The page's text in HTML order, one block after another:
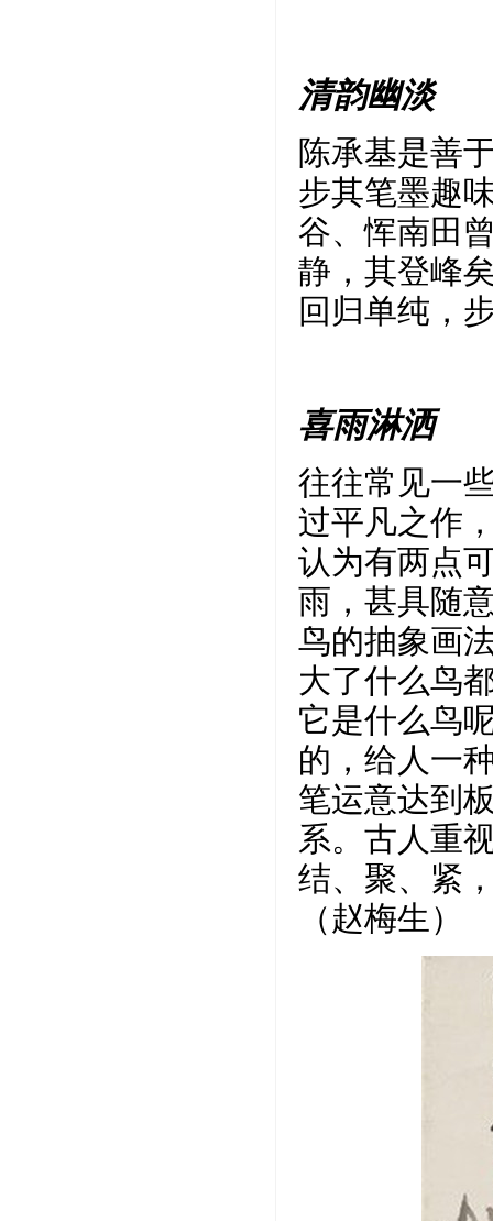
清韵幽淡
陈承基是善
步其笔墨趣
谷、恽南田
静，其登峰
回归单纯，
喜雨淋洒
往往常见一
过平凡之作
认为有两点
雨，甚具随
鸟的抽象画
大了什么鸟
它是什么鸟
的，给人一
笔运意达到
系。古人重
结、聚、紧
（赵梅生）